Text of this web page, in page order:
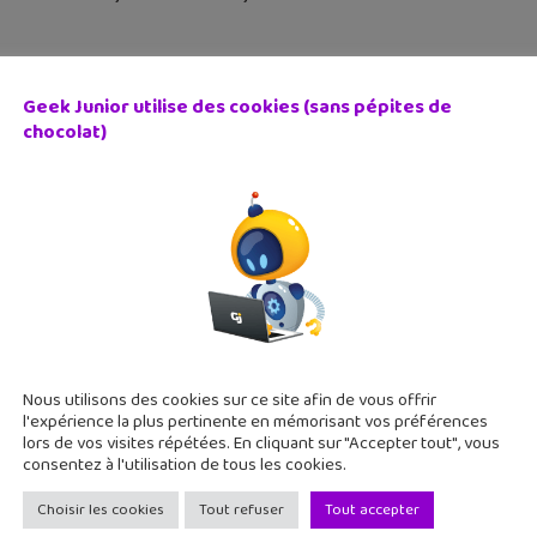
Griezmann sera la star française de FIFA 16
Griezmann rejoint Lionel Messi sur la jaquette française de
de Madrid a cet honneur. Acheter FIFA 16 pour PS4, Xbox
1 : le jeu F1 2015 arrive sur Xbox One, PS4 et PC le
Geek Junior utilise des cookies (sans pépites de
chocolat)
Nous utilisons des cookies sur ce site afin de vous offrir
l'expérience la plus pertinente en mémorisant vos préférences
lors de vos visites répétées. En cliquant sur "Accepter tout", vous
consentez à l'utilisation de tous les cookies.
Choisir les cookies Tout refuser Tout accepter